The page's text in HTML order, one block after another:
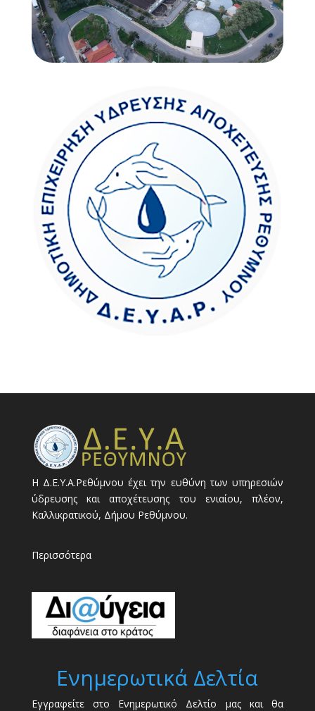
Η Δ.Ε.Υ.Α.Ρεθύμνου έχει την ευθύνη των υπηρεσιών
ύδρευσης και αποχέτευσης του ενιαίου, πλέον,
Καλλικρατικού, Δήμου Ρεθύμνου.
Περισσότερα
Ενημερωτικά Δελτία
Εγγραφείτε στο Ενημερωτικό Δελτίο μας και θα